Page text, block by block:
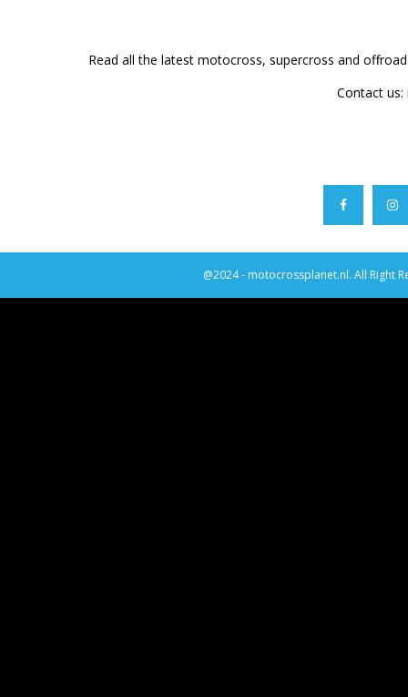
Read all the latest motocross, supercross and
Contact us:
@2024 - motocrossplanet.nl. All Right